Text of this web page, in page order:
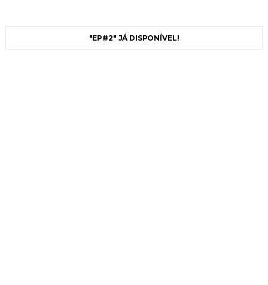
"EP#2" JÁ DISPONÍVEL!